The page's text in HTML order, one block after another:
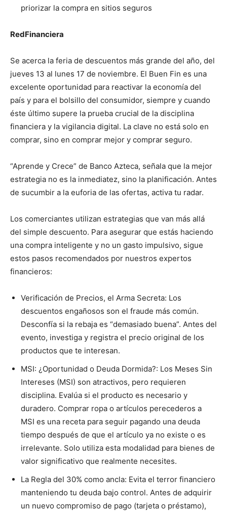
priorizar la compra en sitios seguros
RedFinanciera
Se acerca la feria de descuentos más grande del año, del
jueves 13 al lunes 17 de noviembre. El Buen Fin es una
excelente oportunidad para reactivar la economía del
país y para el bolsillo del consumidor, siempre y cuando
éste último supere la prueba crucial de la disciplina
financiera y la vigilancia digital. La clave no está solo en
comprar, sino en comprar mejor y comprar seguro.
“Aprende y Crece” de Banco Azteca, señala que la mejor
estrategia no es la inmediatez, sino la planificación. Antes
de sucumbir a la euforia de las ofertas, activa tu radar.
Los comerciantes utilizan estrategias que van más allá
del simple descuento. Para asegurar que estás haciendo
una compra inteligente y no un gasto impulsivo, sigue
estos pasos recomendados por nuestros expertos
financieros:
Verificación de Precios, el Arma Secreta: Los
descuentos engañosos son el fraude más común.
Desconfía si la rebaja es “demasiado buena”. Antes del
evento, investiga y registra el precio original de los
productos que te interesan.
MSI: ¿Oportunidad o Deuda Dormida?: Los Meses Sin
Intereses (MSI) son atractivos, pero requieren
disciplina. Evalúa si el producto es necesario y
duradero. Comprar ropa o artículos perecederos a
MSI es una receta para seguir pagando una deuda
tiempo después de que el artículo ya no existe o es
irrelevante. Solo utiliza esta modalidad para bienes de
valor significativo que realmente necesites.
La Regla del 30% como ancla: Evita el terror financiero
manteniendo tu deuda bajo control. Antes de adquirir
un nuevo compromiso de pago (tarjeta o préstamo),